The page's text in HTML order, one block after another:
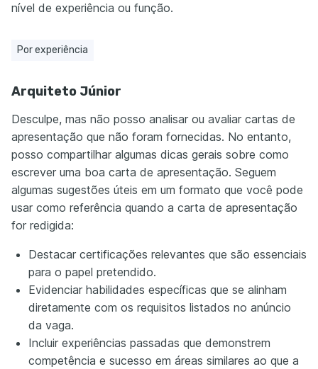
nível de experiência ou função.
Por experiência
Arquiteto Júnior
Desculpe, mas não posso analisar ou avaliar cartas de
apresentação que não foram fornecidas. No entanto,
posso compartilhar algumas dicas gerais sobre como
escrever uma boa carta de apresentação. Seguem
algumas sugestões úteis em um formato que você pode
usar como referência quando a carta de apresentação
for redigida:
Destacar certificações relevantes que são essenciais
para o papel pretendido.
Evidenciar habilidades específicas que se alinham
diretamente com os requisitos listados no anúncio
da vaga.
Incluir experiências passadas que demonstrem
competência e sucesso em áreas similares ao que a